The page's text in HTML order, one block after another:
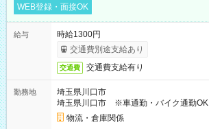
WEB登録・面接OK
給与
時給1300円
交通費別途支給あり
交通費 交通費支給有り
勤務地
埼玉県川口市
埼玉県川口市 ※車通勤・バイク通勤OK
物流・倉庫関係